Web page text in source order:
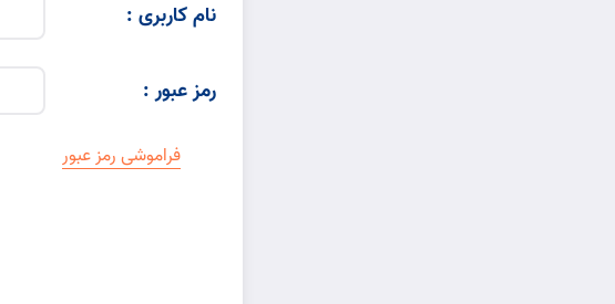
نام کاربری :
رمز عبور :
فراموشی رمز عبور